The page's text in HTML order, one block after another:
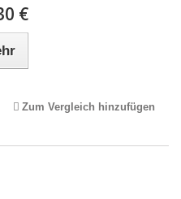
€
Zum Vergleich hinzufügen